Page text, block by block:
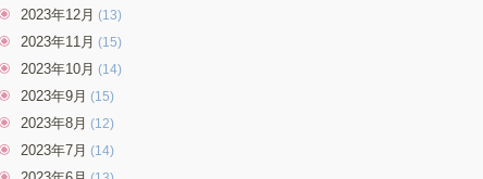
2023年12月 (13)
2023年11月 (15)
2023年10月 (14)
2023年9月 (15)
2023年8月 (12)
2023年7月 (14)